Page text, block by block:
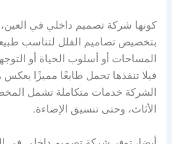
كونها شركة تصميم داخلي في
بتخصيص تصاميم الفلل لتناسب
المساحات أو أسلوب الحياة أو
فيلا تنفذها تحمل طابعًا مميزًا
الشركة خدمات متكاملة تشمل
الأثاث، وحتى تنسيق الإضاءة.